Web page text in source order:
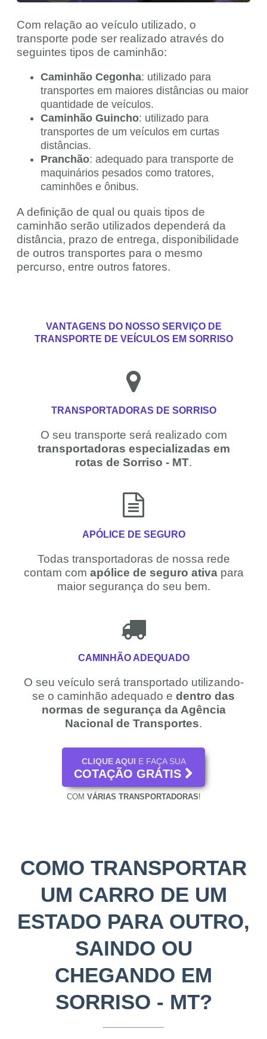
Com relação ao veículo utilizado, o
transporte pode ser realizado através do
seguintes tipos de caminhão:
Caminhão Cegonha: utilizado para
transportes em maiores distâncias ou maior
quantidade de veículos.
Caminhão Guincho: utilizado para
transportes de um veículos em curtas
distâncias.
Pranchão: adequado para transporte de
maquinários pesados como tratores,
caminhões e ônibus.
A definição de qual ou quais tipos de
caminhão serão utilizados dependerá da
distância, prazo de entrega, disponibilidade
de outros transportes para o mesmo
percurso, entre outros fatores.
VANTAGENS DO NOSSO SERVIÇO DE
TRANSPORTE DE VEÍCULOS EM SORRISO
TRANSPORTADORAS DE SORRISO
O seu transporte será realizado com
transportadoras especializadas em
rotas de Sorriso - MT.
APÓLICE DE SEGURO
Todas transportadoras de nossa rede
contam com apólice de seguro ativapara
maior segurança do seu bem.
CAMINHÃO ADEQUADO
O seu veículo será transportado utilizando-
se o caminhão adequado e dentro das
normas de segurança da Agência
Nacional de Transportes.
CLIQUE AQUI E FAÇA SUA
COTAÇÃO GRÁTIS
COM VÁRIAS TRANSPORTADORAS!
COMO TRANSPORTAR
UM CARRO DE UM
ESTADO PARA OUTRO,
SAINDO OU
CHEGANDO EM
SORRISO - MT?